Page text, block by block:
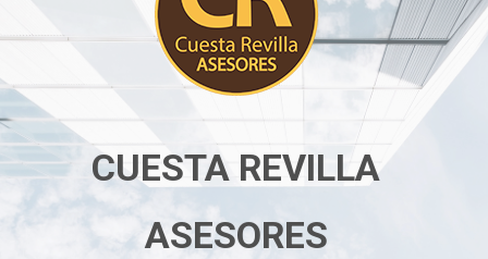
CUESTA REVILLA
ASESORES